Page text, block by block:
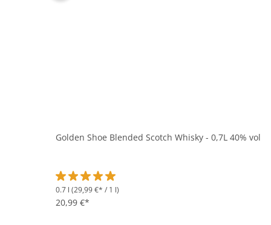
Golden Shoe Blended Scotch Whisky - 0,7L 40% vol
Durchschnittliche Bewertung von 5 von 5 Sternen
0.7 l (29,99 €* / 1 l)
20,99 €*